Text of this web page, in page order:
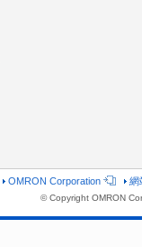
OMRON Corporation 網
© Copyright OMRON